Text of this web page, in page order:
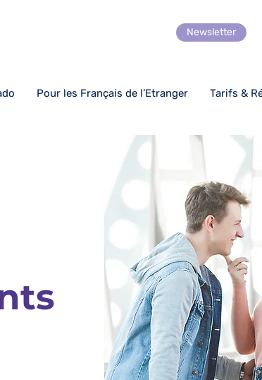
Newsletter
Pour les Français de l’Etranger Tarifs &